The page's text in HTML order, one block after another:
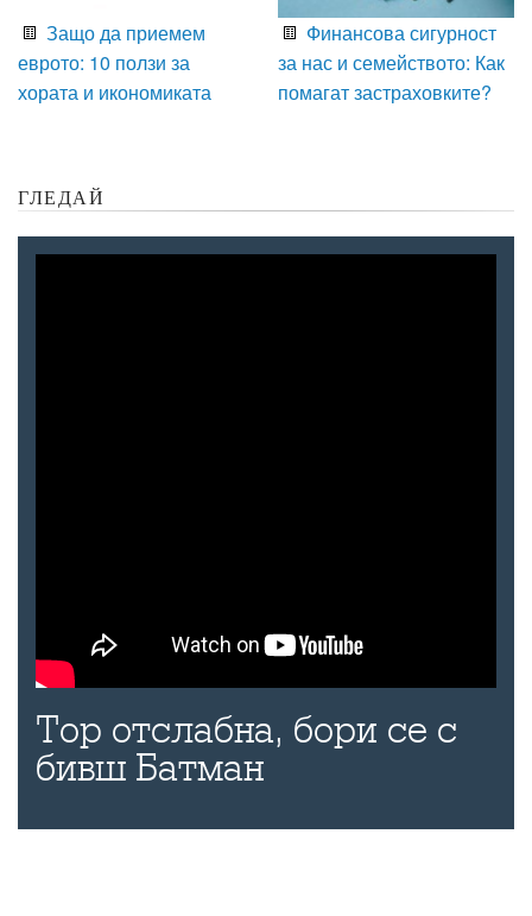
Защо да приемем
еврото: 10 ползи за
хората и икономиката
Финансова сигурност
за нас и семейството: Как
помагат застраховките?
ГЛЕДАЙ
Тор отслабна, бори се с
бивш Батман